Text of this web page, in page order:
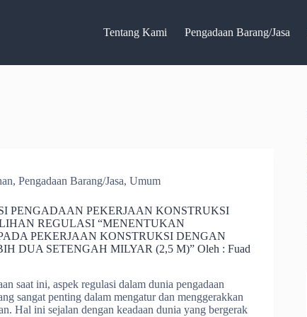
Tentang Kami Pengadaan Barang/Jasa
, Pengadaan Barang/Jasa, Umum
PENGADAAN PEKERJAAN KONSTRUKSI
REGULASI “MENENTUKAN
PEKERJAAN KONSTRUKSI DENGAN
DUA SETENGAH MILYAR (2,5 M)” Oleh : Fuad
saat ini, aspek regulasi dalam dunia pengadaan
sangat penting dalam mengatur dan menggerakkan
Hal ini sejalan dengan keadaan dunia yang bergerak